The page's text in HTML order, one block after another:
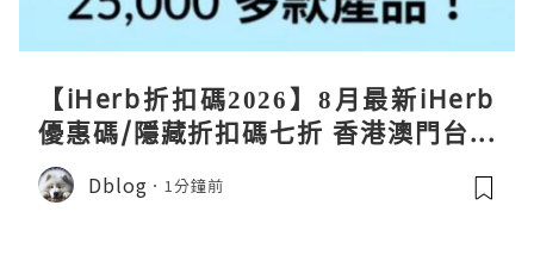
【iHerb折扣碼2026】8月最新iHerb
優惠碼/隱藏折扣碼七折 香港澳門台灣
新加坡iherb code 30％ off
Dblog 1分鐘前